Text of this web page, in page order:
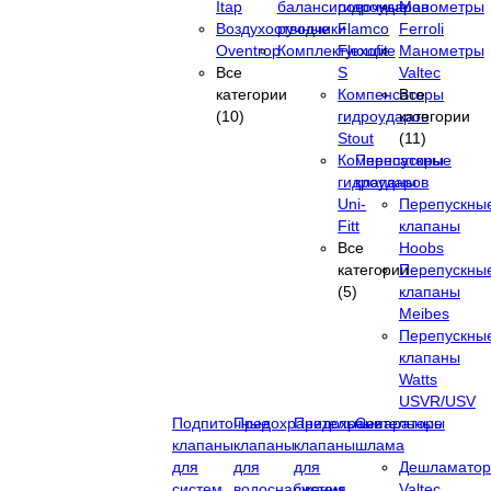
Itap
Воздухоотводчики
Oventrop
Все
категории
(10)
балансировочные
ручные
Комплектующие
гидроударов
Flamco
Flexofit
S
Компенсаторы
гидроударов
Stout
Компенсаторы
гидроударов
Uni-
Fitt
Все
категории
(5)
Манометры
Ferroli
Манометры
Valtec
Все
категории
(11)
Перепускные
клапаны
клапаны
Hoobs
клапаны
Meibes
клапаны
Watts
USVR/USV
Подпиточные
клапаны
для
Предохранительные
клапаны
для
Предохранительные
клапаны
для
Сепараторы
шлама